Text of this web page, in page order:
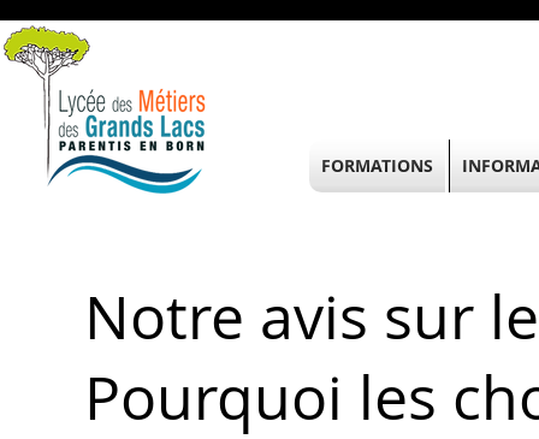
Notre avis sur
Pourquoi les
FORMATIONS